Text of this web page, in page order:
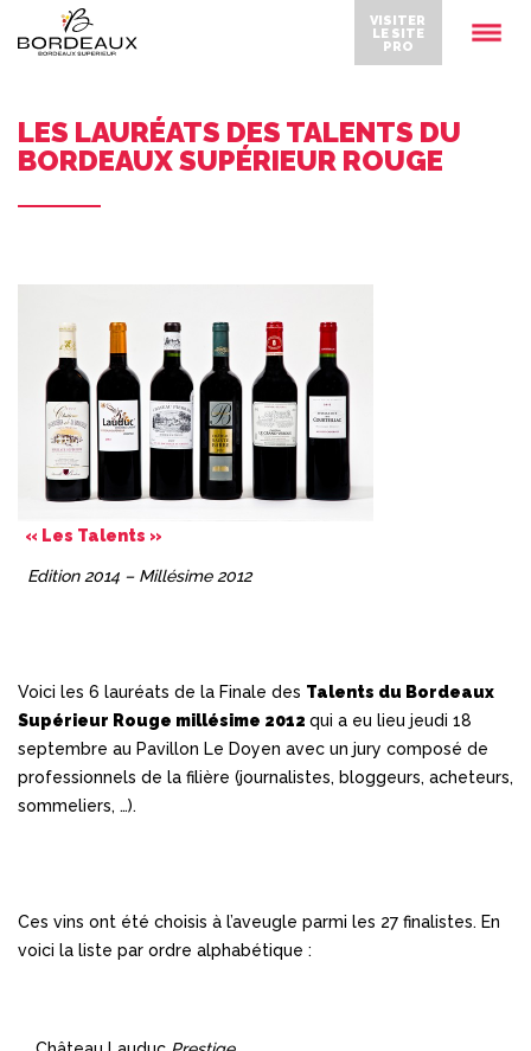
VISITER
LE SITE
PRO
« Les Talents »
Edition 2014 – Millésime 2012
Voici les 6 lauréats de la Finale des Talents du Bordeaux
Supérieur Rouge millésime 2012 qui a eu lieu jeudi 18
septembre au Pavillon Le Doyen avec un jury composé de
professionnels de la filière (journalistes, bloggeurs, acheteurs,
sommeliers, …).
Ces vins ont été choisis à l’aveugle parmi les 27 finalistes. En
voici la liste par ordre alphabétique :
LES LAURÉATS DES TALENTS DU
BORDEAUX SUPÉRIEUR ROUGE